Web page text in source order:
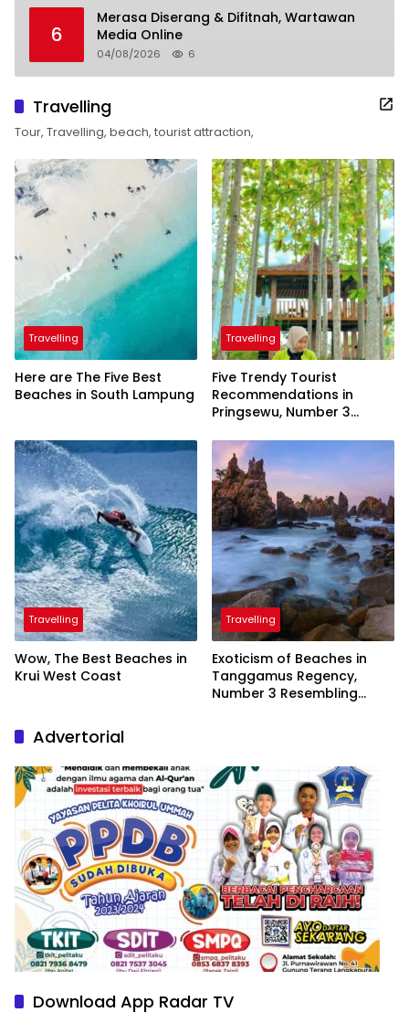
6
Merasa Diserang & Difitnah, Wartawan
Media Online
04/08/2026 6
Travelling
Tour, Travelling, beach, tourist attraction,
Travelling
Here are The Five Best
Beaches in South Lampung
Travelling
Five Trendy Tourist
Recommendations in
Pringsewu, Number 3
President
Travelling
Wow, The Best Beaches in
Krui West Coast
Travelling
Exoticism of Beaches in
Tanggamus Regency,
Number 3 Resembling
Advertorial
Download App Radar TV